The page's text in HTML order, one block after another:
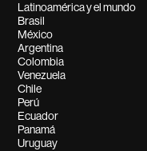
Latinoamérica y el mundo
Brasil
México
Argentina
Colombia
Venezuela
Chile
Perú
Ecuador
Panamá
Uruguay